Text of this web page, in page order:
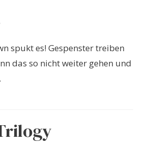
spukt es! Gespenster treiben
das so nicht weiter gehen und